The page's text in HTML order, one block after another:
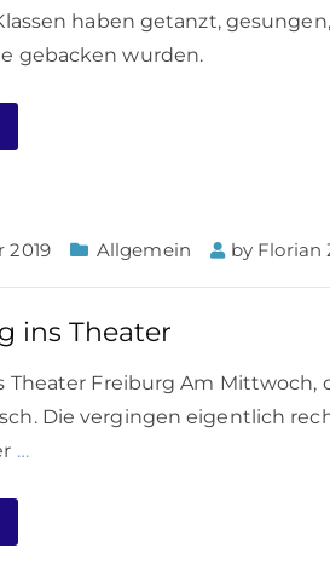
haben getanzt,
gebacken wurden.
2019 Allgemein by Florian
ins Theater
Theater Freiburg Am Mittwoch,
Die vergingen eigentlich
…